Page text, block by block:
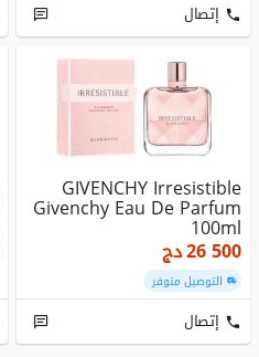
إتصال
GIVENCHY Irresistible
Givenchy Eau De Parfum
100ml
26 500دج
التوصيل متوفر
إتصال